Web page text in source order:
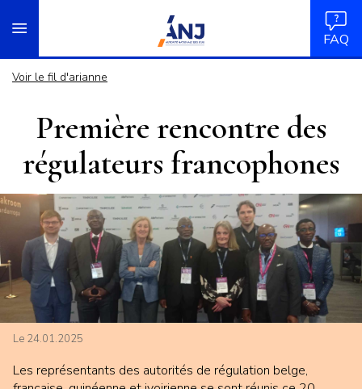
au
accueil
FAQ
Voir le fil d'arianne
Première rencontre des
régulateurs francophones
Le 24.01.2025
Les représentants des autorités de régulation belge,